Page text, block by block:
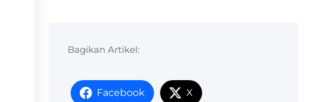
Bagikan Artikel:
Facebook X